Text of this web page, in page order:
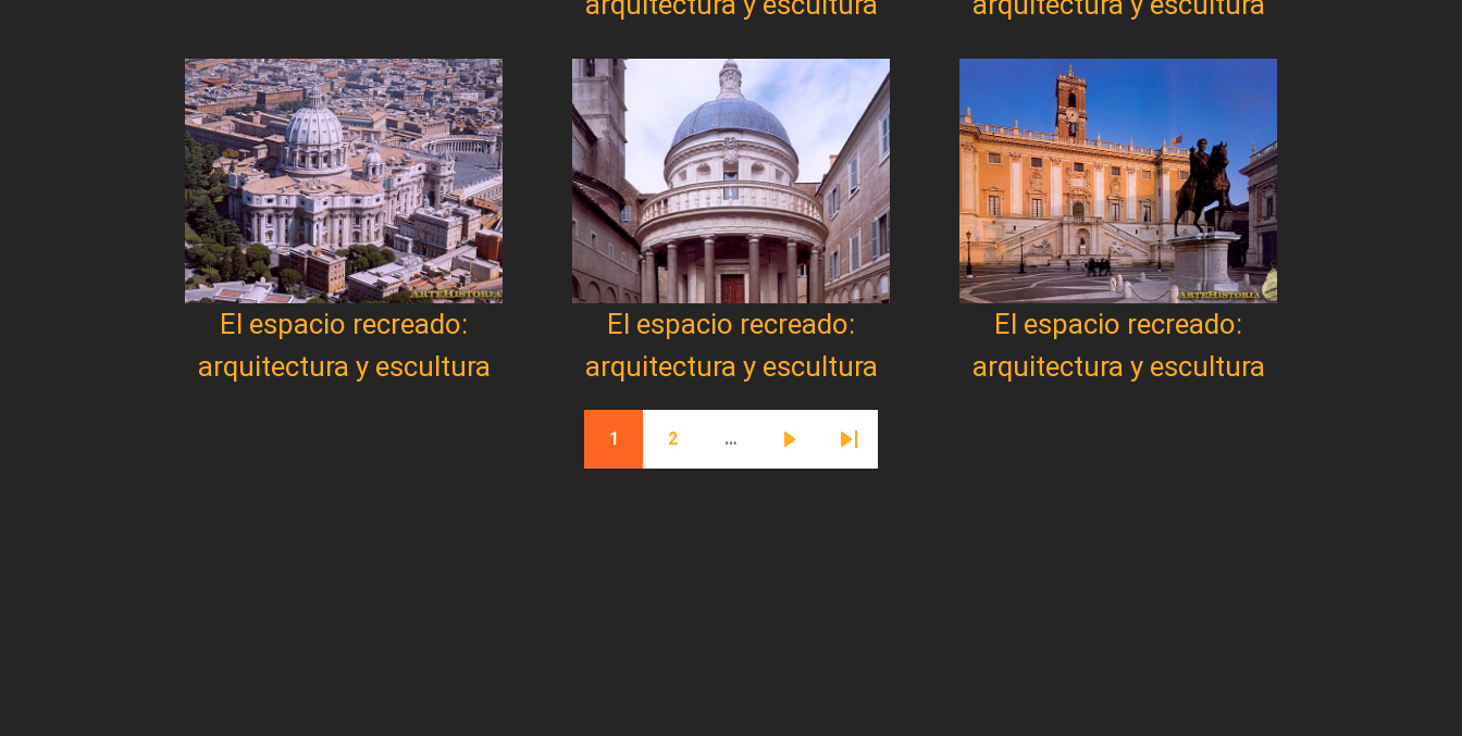
El espacio recreado:
arquitectura y escultura
El espacio recreado:
arquitectura y escultura
El espacio recreado:
arquitectura y escultura
Página actual
1
Página
2 …
Siguiente página
Última página